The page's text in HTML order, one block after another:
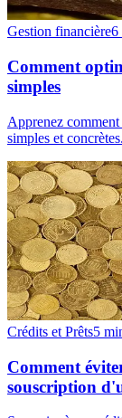
Gestion financière6
Comment
simples
Apprenez
simples et
Crédits et Prêts5
Comment
souscription